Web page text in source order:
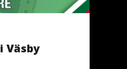
Väsby